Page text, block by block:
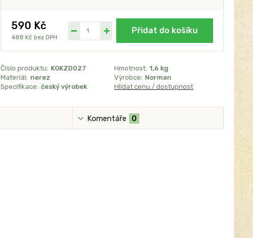
590 Kč
488 Kč bez DPH
Přidat do košíku
Číslo produktu: KGKZD027 Hmotnost: 1,6 kg
Materiál: nerez Výrobce: Norman
Specifikace: český výrobek Hlídat cenu / dostupnost
Komentáře 0